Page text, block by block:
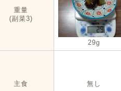
重量
(副菜3)
29g
主食 無し